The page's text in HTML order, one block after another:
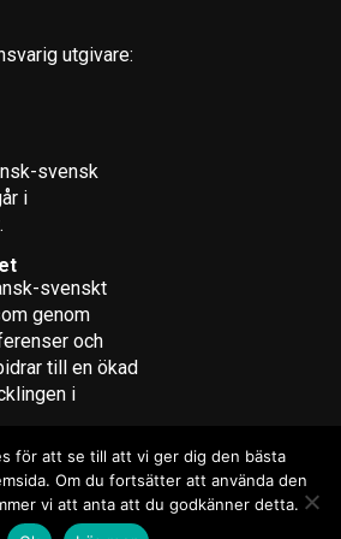
sitt anförande på
det ”en rest från kolonitiden”
danska i Folketinget.
var ett rigsfælleskab, skulle vi
varandras språk, sade hon efteråt.
fram
kvinnor och flickor på
och 70-talet. En utredning, som
av det grönländska
och den danska
förhållande till
utgivare:
svensk
i
svenskt
genom
och
till en ökad
i
Theme. Theme by MVP Themes, powered
för att se till att vi ger dig den bästa
Om du fortsätter att använda den
vi att anta att du godkänner detta.